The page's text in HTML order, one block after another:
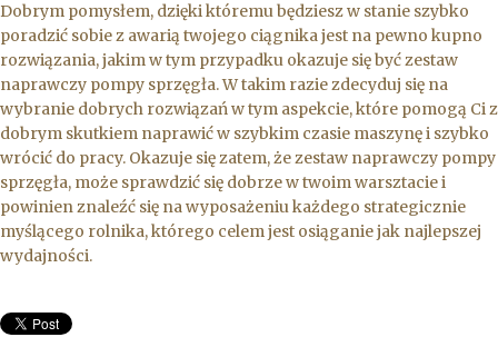
Dobrym pomysłem, dzięki któremu będziesz w stanie szybko
poradzić sobie z awarią twojego ciągnika jest na pewno kupno
rozwiązania, jakim w tym przypadku okazuje się być zestaw
naprawczy pompy sprzęgła. W takim razie zdecyduj się na
wybranie dobrych rozwiązań w tym aspekcie, które pomogą Ci z
dobrym skutkiem naprawić w szybkim czasie maszynę i szybko
wrócić do pracy. Okazuje się zatem, że zestaw naprawczy pompy
sprzęgła, może sprawdzić się dobrze w twoim warsztacie i
powinien znaleźć się na wyposażeniu każdego strategicznie
myślącego rolnika, którego celem jest osiąganie jak najlepszej
wydajności.